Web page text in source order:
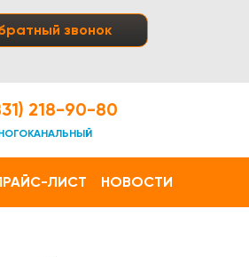
звонок
218-90-80
ЛИСТ НОВОСТИ